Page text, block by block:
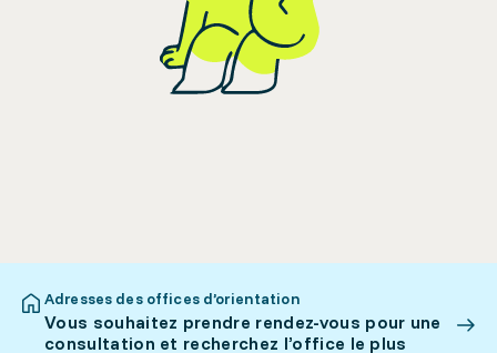
Adresses des offices d’orientation
Vous souhaitez prendre rendez-vous pour une
consultation et recherchez l’office le plus